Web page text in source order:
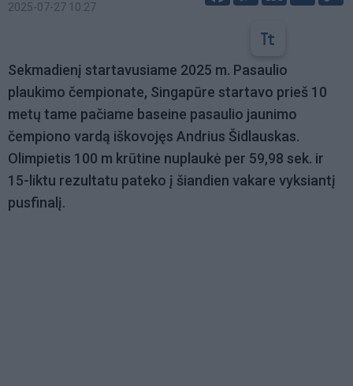
2025-07-27 10:27
Sekmadienį startavusiame 2025 m. Pasaulio
plaukimo čempionate, Singapūre startavo prieš 10
metų tame pačiame baseine pasaulio jaunimo
čempiono vardą iškovojęs Andrius Šidlauskas.
Olimpietis 100 m krūtine nuplaukė per 59,98 sek. ir
15-liktu rezultatu pateko į šiandien vakare vyksiantį
pusfinalį.